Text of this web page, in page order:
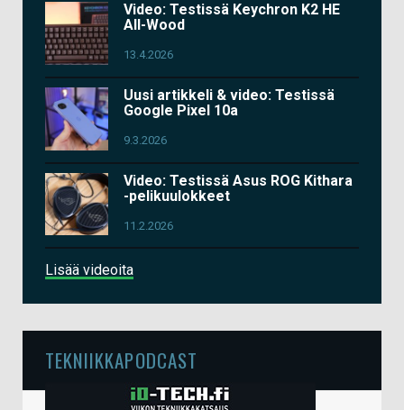
Video: Testissä Keychron K2 HE
All-Wood
13.4.2026
Uusi artikkeli & video: Testissä
Google Pixel 10a
9.3.2026
Video: Testissä Asus ROG Kithara
-pelikuulokkeet
11.2.2026
Lisää videoita
TEKNIIKKAPODCAST